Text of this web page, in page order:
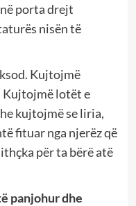
porta drejt
nisën të
Kujtojmë
Kujtojmë lotët e
kujtojmë se liria,
fituar nga njerëz që
për ta bërë atë
panjohur dhe